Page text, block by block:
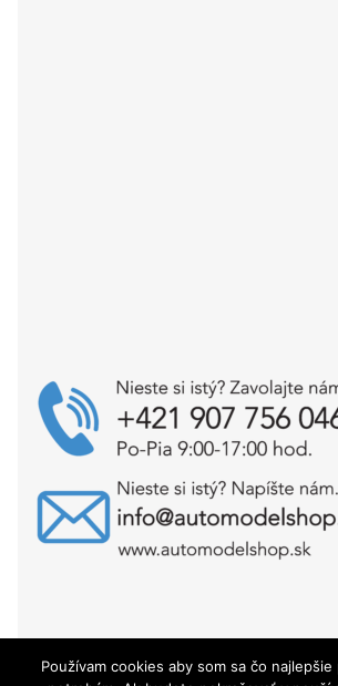
Používam cookies aby som sa čo najlepšie